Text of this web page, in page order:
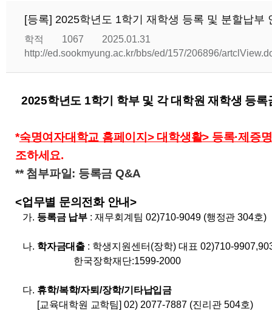
[등록] 2025학년도 1학기 재학생 등록 및 분할납부
학적 1067
2025.01.31
http://ed.sookmyung.ac.kr/bbs/ed/157/206896/
2025학년도 1학기 학부 및 각 대학원 재학생 등록
*숙명여자대학교 홈페이지> 대학생활> 등록·제증
조하세요.
** 첨부파일: 등록금 Q&A
<업무별 문의전화 안내>
가. 등록금 납부 :재무회계팀 02)710-9049 (행정관 304호)
나. 학자금대출 : 학생지원센터(장학) 대표 02)710-
한국장학재단:1599-2000
다. 휴학/복학/자퇴/장학/기타납입금
[교육대학원 교학팀] 02) 2077-7887 (진리관 504호)